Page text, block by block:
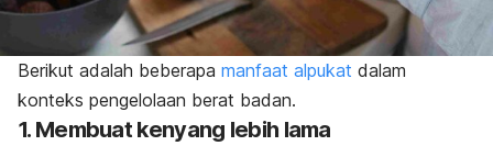
Berikut adalah beberapa manfaat alpukat dalam
konteks pengelolaan berat badan.
1. Membuat kenyang lebih lama